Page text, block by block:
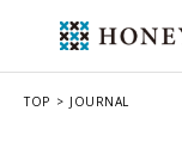
TOP JOURNAL